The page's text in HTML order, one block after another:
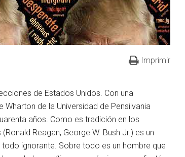
Imprimir
de Estados Unidos. Con una
de la Universidad de Pensilvania
años. Como es tradición en los
Reagan, George W. Bush Jr.) es un
ignorante. Sobre todo es un hombre que